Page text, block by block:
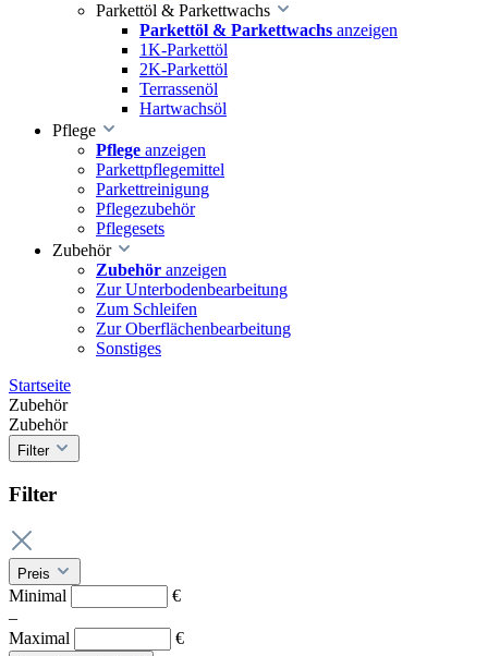
Parkettöl & Parkettwachs
Parkettöl & Parkettwachs anzeigen
1K-Parkettöl
2K-Parkettöl
Terrassenöl
Hartwachsöl
Pflege
Pflege anzeigen
Parkettpflegemittel
Parkettreinigung
Pflegezubehör
Pflegesets
Zubehör
Zubehör anzeigen
Zur Unterbodenbearbeitung
Zum Schleifen
Zur Oberflächenbearbeitung
Sonstiges
Startseite
Zubehör
Zubehör
Filter
Filter
Preis
Minimal
€
–
Maximal
€